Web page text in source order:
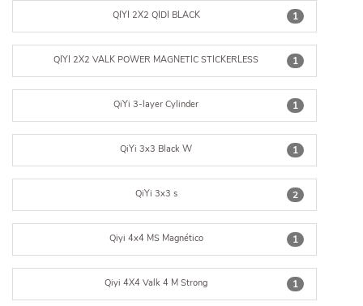
1
QIYI 2X2 QIDI BLACK
1
QIYI 2X2 VALK POWER MAGNETIC STICKERLESS
1
QiYi 3-layer Cylinder
1
QiYi 3x3 Black W
2
QiYi 3x3 s
1
Qiyi 4x4 MS Magnético
1
Qiyi 4X4 Valk 4 M Strong